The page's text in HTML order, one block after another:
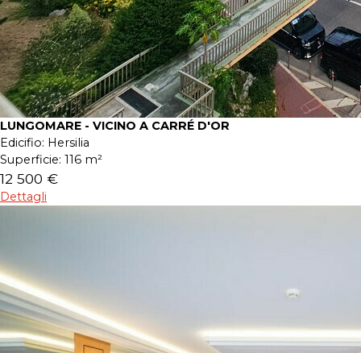
LUNGOMARE - VICINO A CARRÉ D'OR
Edicifio: Hersilia
Superficie: 116 m²
12 500 €
Dettagli